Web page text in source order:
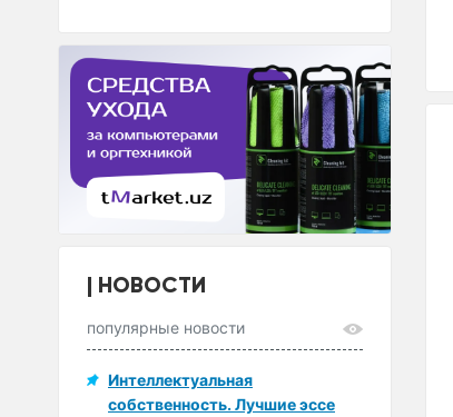
НОВОСТИ
популярные новости
Интеллектуальная
собственность. Лучшие эссе